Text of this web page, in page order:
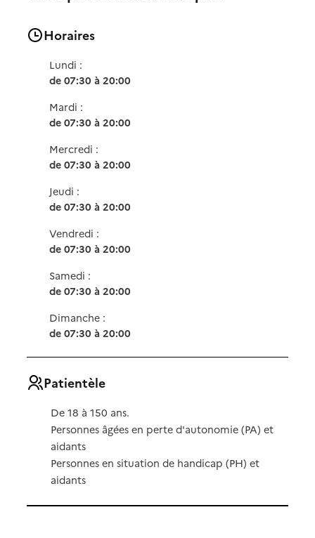
Horaires
Lundi :
de 07:30 à 20:00
Mardi :
de 07:30 à 20:00
Mercredi :
de 07:30 à 20:00
Jeudi :
de 07:30 à 20:00
Vendredi :
de 07:30 à 20:00
Samedi :
de 07:30 à 20:00
Dimanche :
de 07:30 à 20:00
Patientèle
De 18 à 150 ans.
Personnes âgées en perte d'autonomie (PA) et
aidants
Personnes en situation de handicap (PH) et
aidants